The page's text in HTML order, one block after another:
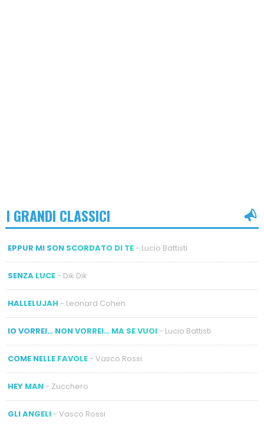
I GRANDI CLASSICI
EPPUR MI SON SCORDATO DI TE- Lucio Battisti
SENZA LUCE- Dik Dik
HALLELUJAH - Leonard Cohen
IO VORREI… NON VORREI… MA SE VUOI- Lucio Battisti
COME NELLE FAVOLE- Vasco Rossi
HEY MAN- Zucchero
GLI ANGELI- Vasco Rossi